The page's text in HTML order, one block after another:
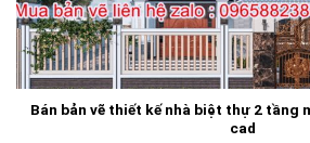
Bán bản vẽ thiết kế nhà biệt thự 2 tầng
cad